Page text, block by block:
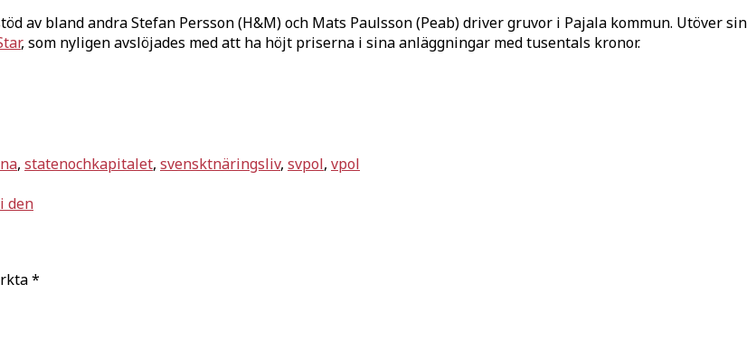
av bland andra Stefan Persson (H&M) och Mats Paulsson (Peab) driver gruvor i Pajala kommun. Utöver sin
, som nyligen avslöjades med att ha höjt priserna i sina anläggningar med tusentals kronor.
, statenochkapitalet, svensktnäringsliv, svpol, vpol
den
*